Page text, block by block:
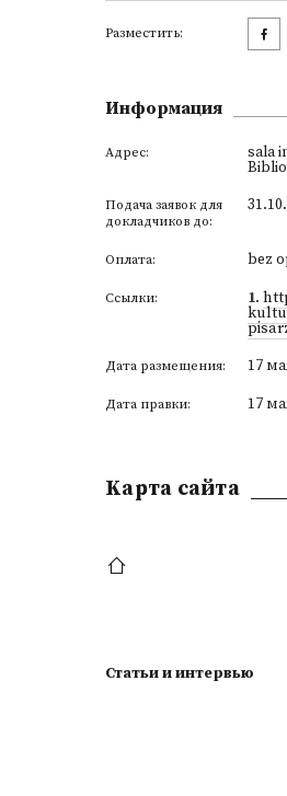
Разместить:
Информация
Адрес: sala
Подача заявок для
докладчиков до:
Оплата: bez
Ссылки: 1.
Дата размещения: 17
Дата правки: 17
Kарта сайта
Статьи и интервью